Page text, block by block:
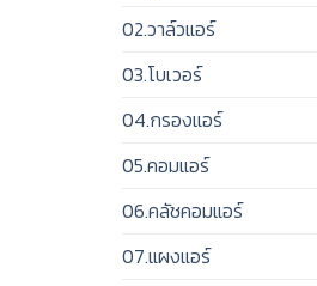
02.วาล์วแอร์
03.โบเวอร์
04.กรองแอร์
05.คอมแอร์
06.คลัชคอมแอร์
07.แผงแอร์